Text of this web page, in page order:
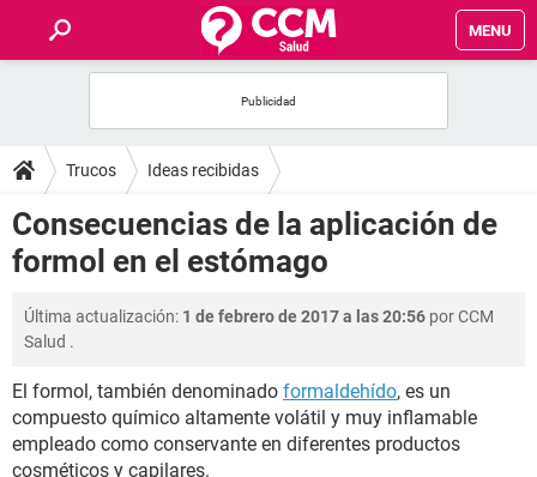
MENU
FOROS
SALUD
FAMILIA
NUTRICIÓN
BIENESTAR
SEXUALIDAD
Trucos Ideas recibidas
Consecuencias de la aplicación de
formol en el estómago
Última actualización: 1 de febrero de 2017 a las 20:56 porCCM
Salud .
El formol, también denominado formaldehído, es un
compuesto químico altamente volátil y muy inflamable
empleado como conservante en diferentes productos
cosméticos y capilares.